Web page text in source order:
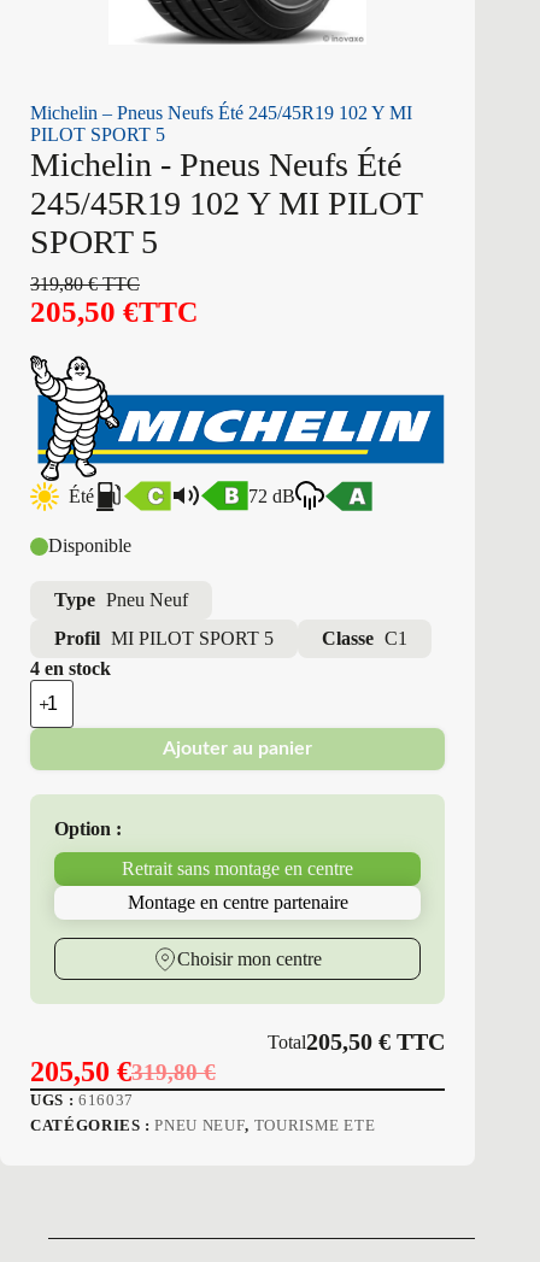
Michelin – Pneus Neufs Été 245/45R19 102 Y MI
PILOT SPORT 5
Michelin - Pneus Neufs Été
245/45R19 102 Y MI PILOT
SPORT 5
319,80€TTC
205,50 €TTC
Été 72 dB
Disponible
Type Pneu Neuf
Profil MI PILOT SPORT 5 Classe C1
4 en stock
quantité
de
Michelin
Pneus
Neufs
245/45R19
102
PILOT
SPORT
Ajouter au panier
Option :
Retrait sans montage en centre
Montage en centre partenaire
Choisir mon centre
Total205,50€ TTC
319,80€
Le
prix
205,50 €
Le
prix
UGS : 616037
CATÉGORIES :PNEU NEUF, TOURISME ETE